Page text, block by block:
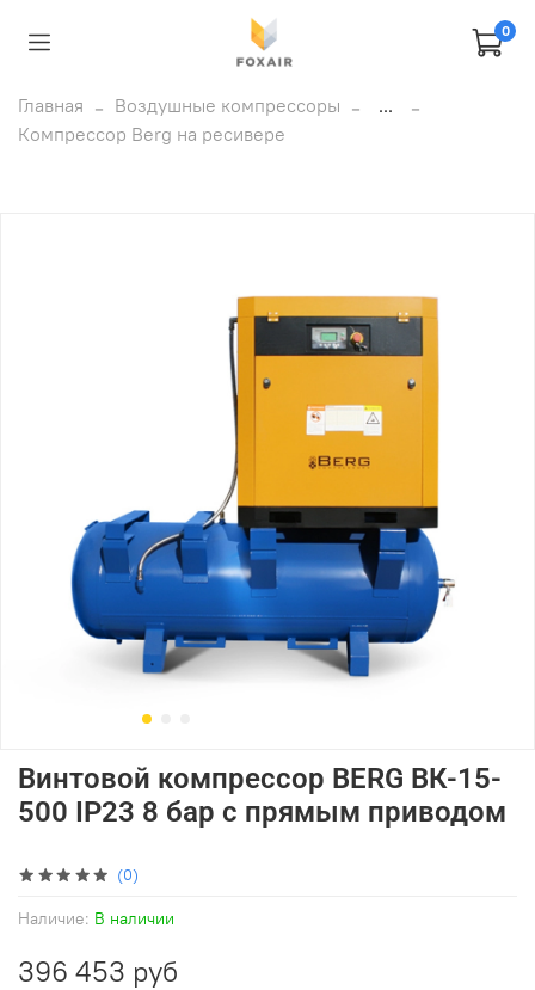
0
Главная Воздушные компрессоры
...
Компрессор Berg на ресивере
(0)
Наличие: В наличии
Винтовой компрессор BERG ВК-15-
500 IP23 8 бар с прямым приводом
396 453 руб